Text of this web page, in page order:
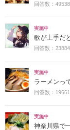
回答数：49538
実施中
歌が上手だ
回答数：23884
実施中
ラーメンっ
回答数：19661
実施中
神奈川県で